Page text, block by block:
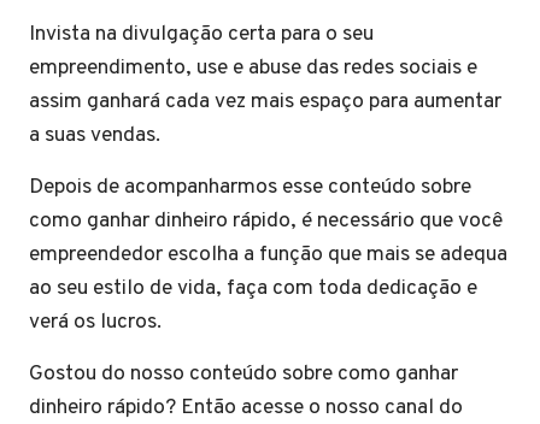
Invista na divulgação certa para o seu
empreendimento, use e abuse das redes sociais e
assim ganhará cada vez mais espaço para aumentar
a suas vendas.
Depois de acompanharmos esse conteúdo sobre
como ganhar dinheiro rápido, é necessário que você
empreendedor escolha a função que mais se adequa
ao seu estilo de vida, faça com toda dedicação e
verá os lucros.
Gostou do nosso conteúdo sobre como ganhar
dinheiro rápido? Então acesse o nosso canal do